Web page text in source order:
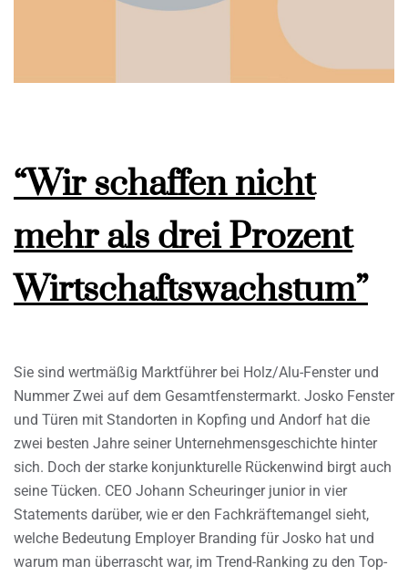
“Wir schaffen nicht
mehr als drei Prozent
Wirtschaftswachstum”
Sie sind wertmäßig Marktführer bei Holz/Alu-Fenster und
Nummer Zwei auf dem Gesamtfenstermarkt. Josko Fenster
und Türen mit Standorten in Kopfing und Andorf hat die
zwei besten Jahre seiner Unternehmensgeschichte hinter
sich. Doch der starke konjunkturelle Rückenwind birgt auch
seine Tücken. CEO Johann Scheuringer junior in vier
Statements darüber, wie er den Fachkräftemangel sieht,
welche Bedeutung Employer Branding für Josko hat und
warum man überrascht war, im Trend-Ranking zu den Top-